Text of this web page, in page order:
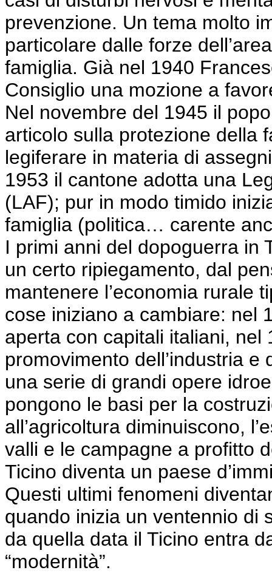
prevenzione. Un tema molto
particolare dalle forze
famiglia. Già nel 1940
Consiglio una mozione a
Nel novembre del 1945 il
articolo sulla protezione della
legiferare in materia di
1953 il cantone adotta una
(LAF); pur in modo timido
famiglia (politica… carente
I primi anni del dopoguerra in
un certo ripiegamento, dal
mantenere l’economia rurale
cose iniziano a cambiare: nel
aperta con capitali italiani,
promovimento dell’industria e
una serie di grandi opere
pongono le basi per la
all’agricoltura diminuiscono,
valli e le campagne a profitto
Ticino diventa un paese
Questi ultimi fenomeni
quando inizia un ventennio di
da quella data il Ticino entra
“modernità”.